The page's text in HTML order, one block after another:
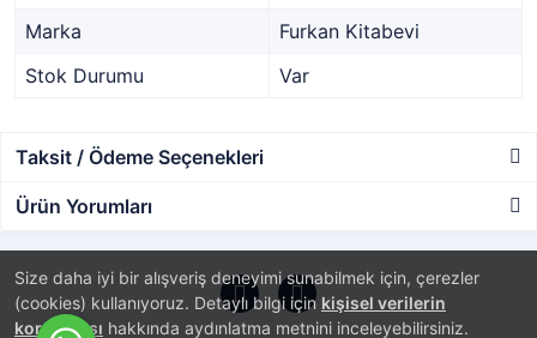
Size daha iyi bir alışveriş deneyimi sunabilmek için, çerezler
(cookies) kullanıyoruz. Detaylı bilgi için kişisel verilerin
korunması hakkında aydınlatma metnini inceleyebilirsiniz.
Marka
Furkan Kitabevi
Stok Durumu
Var
Taksit / Ödeme Seçenekleri
Ürün Yorumları